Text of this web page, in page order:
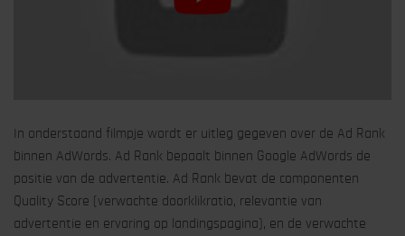
In onderstaand filmpje wordt er uitleg gegeven over de Ad Rank
binnen AdWords. Ad Rank bepaalt binnen Google AdWords de
positie van de advertentie. Ad Rank bevat de componenten
Quality Score (verwachte doorklikratio, relevantie van
advertentie en ervaring op landingspagina), en de verwachte